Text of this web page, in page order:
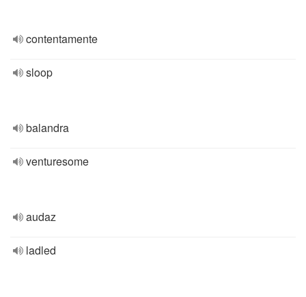
contentamente
sloop
balandra
venturesome
audaz
ladled